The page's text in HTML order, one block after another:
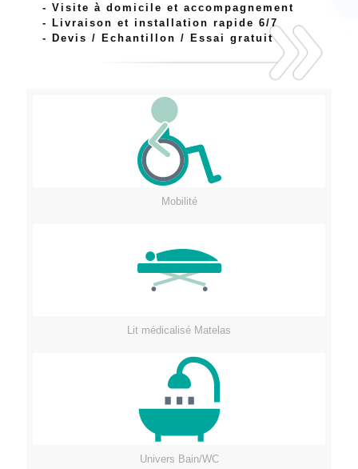
- Visite à domicile et accompagnement
- Livraison et installation rapide 6/7
- Devis / Echantillon / Essai gratuit
Mobilité
Lit médicalisé Matelas
Univers Bain/WC